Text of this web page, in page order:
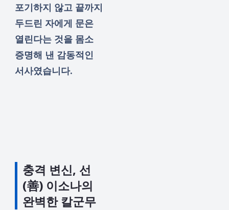
포기하지 않고 끝까지
두드린 자에게 문은
열린다는 것을 몸소
증명해 낸 감동적인
서사였습니다.
충격 변신, 선
(善) 이소나의
완벽한 칼군무